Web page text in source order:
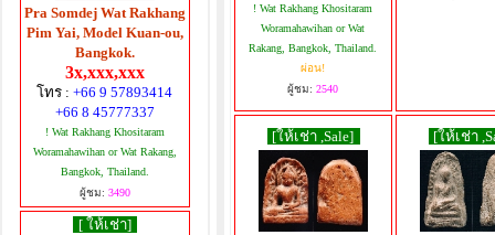
Pra Somdej Wat Rakhang
Pim Yai, Model Kuan-ou,
Bangkok.
3x,xxx,xxx
โทร :+66 9 57893414
+66 8 45777337
! Wat Rakhang Khositaram
Woramahawihan or Wat Rakang,
Bangkok, Thailand.
ผู้ชม: 3490
[ ให้เช่า]
! Wat Rakhang Khositaram
Woramahawihan or Wat
Rakang, Bangkok, Thailand.
ผ่อน!
ผู้ชม: 2540
[ให้เช่า ,Sale] [ให้เช่า